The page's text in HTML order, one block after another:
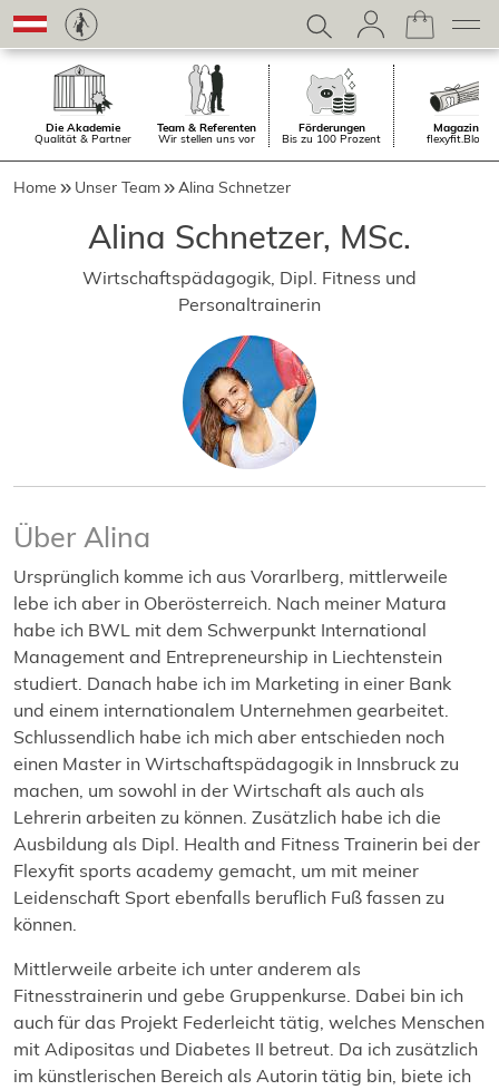
Die Akademie
Qualität & Partner
Team & Referenten
Wir stellen uns vor
Förderungen
Bis zu 100 Prozent
Magazin.
flexyfit.Blog
Home Unser Team Alina Schnetzer
Alina Schnetzer, MSc.
Wirtschaftspädagogik, Dipl. Fitness und
Personaltrainerin
Über Alina
Ursprünglich komme ich aus Vorarlberg, mittlerweile
lebe ich aber in Oberösterreich. Nach meiner Matura
habe ich BWL mit dem Schwerpunkt International
Management and Entrepreneurship in Liechtenstein
studiert. Danach habe ich im Marketing in einer Bank
und einem internationalem Unternehmen gearbeitet.
Schlussendlich habe ich mich aber entschieden noch
einen Master in Wirtschaftspädagogik in Innsbruck zu
machen, um sowohl in der Wirtschaft als auch als
Lehrerin arbeiten zu können. Zusätzlich habe ich die
Ausbildung als Dipl. Health and Fitness Trainerin bei der
Flexyfit sports academy gemacht, um mit meiner
Leidenschaft Sport ebenfalls beruflich Fuß fassen zu
können.
Mittlerweile arbeite ich unter anderem als
Fitnesstrainerin und gebe Gruppenkurse. Dabei bin ich
auch für das Projekt Federleicht tätig, welches Menschen
mit Adipositas und Diabetes II betreut. Da ich zusätzlich
im künstlerischen Bereich als Autorin tätig bin, biete ich